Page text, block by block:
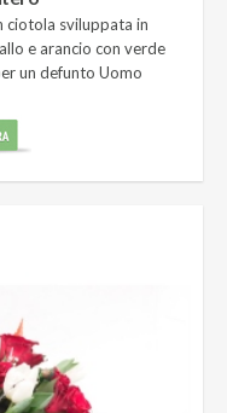
ciotola sviluppata in
e arancio con verde
un defunto Uomo